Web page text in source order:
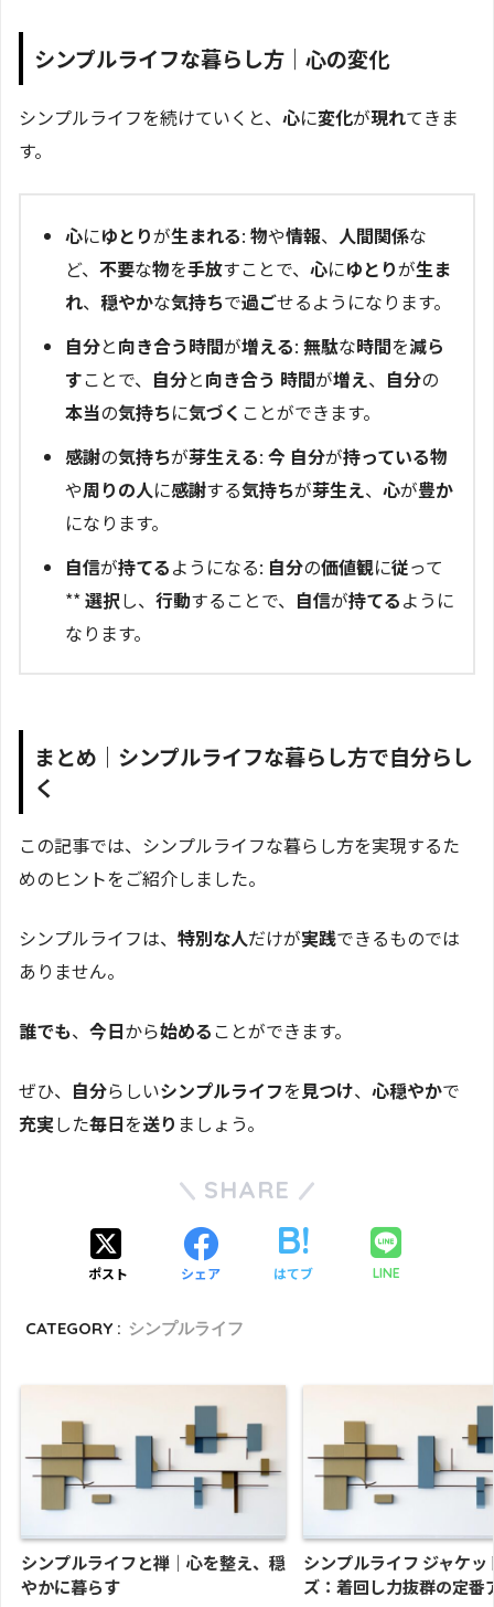
シンプルライフな暮らし方｜心の変化
シンプルライフを続けていくと、 心に変化が現れてきま
す。
心にゆとりが生まれる: 物や情報、 人間関係な
ど、 不要な物を手放すことで、 心にゆとりが生ま
れ、 穏やかな気持ちで過ごせるようになります。
自分と向き合う時間が増える: 無駄な時間を減ら
すことで、 自分と向き合う 時間が増え、 自分の
本当の気持ちに気づく ことができます。
感謝の気持ちが芽生える: 今 自分が持っている物
や周りの人に感謝する気持ちが芽生え、 心が豊か
になります。
自信が持てるようになる: 自分の価値観に従って
**選択し、 行動することで、 自信が持てるように
なります。
まとめ｜シンプルライフな暮らし方で自分らし
く
この記事では、シンプルライフな暮らし方を実現するた
めのヒントをご紹介しました。
シンプルライフは、 特別な人だけが実践できるものでは
ありません。
誰でも、 今日から始める ことができます。
ぜひ、 自分らしいシンプルライフを見つけ、 心穏やかで
充実した毎日を送り ましょう。
SHARE
ポスト シェア はてブ LINE
CATEGORY : シンプルライフ
シンプルライフと禅｜心を整え、穏
やかに暮らす
シンプルライフ ジャケッ
ズ：着回し力抜群の定番